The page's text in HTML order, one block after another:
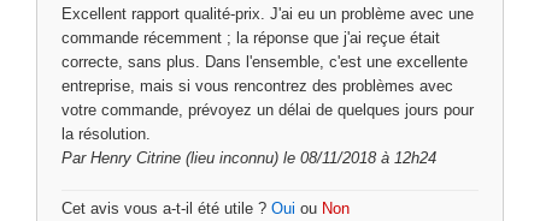
Excellent rapport qualité-prix. J'ai eu un problème avec une
commande récemment ; la réponse que j'ai reçue était
correcte, sans plus. Dans l'ensemble, c'est une excellente
entreprise, mais si vous rencontrez des problèmes avec
votre commande, prévoyez un délai de quelques jours pour
la résolution.
Par Henry Citrine (lieu inconnu) le 08/11/2018 à 12h24
Cet avis vous a-t-il été utile ? Oui ou Non